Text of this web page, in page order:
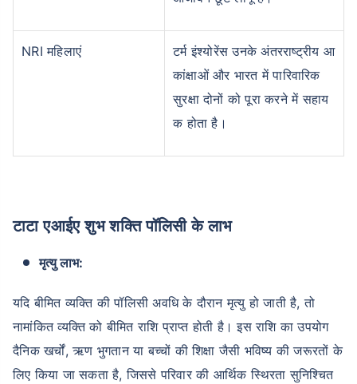
NRI महिलाएं
टर्म इंश्योरेंस उनके अंतरराष्ट्रीय आ
कांक्षाओं और भारत में पारिवारिक
सुरक्षा दोनों को पूरा करने में सहाय
क होता है।
टाटा एआईए शुभ शक्ति पॉलिसी के लाभ
मृत्यु लाभ:
यदि बीमित व्यक्ति की पॉलिसी अवधि के दौरान मृत्यु हो जाती है, तो
नामांकित व्यक्ति को बीमित राशि प्राप्त होती है। इस राशि का उपयोग
दैनिक खर्चों, ऋण भुगतान या बच्चों की शिक्षा जैसी भविष्य की जरूरतों के
लिए किया जा सकता है, जिससे परिवार की आर्थिक स्थिरता सुनिश्चित
₹ 1,376/माह*
आपके परिवार की सुरक्षा बस एक कदम दूर है
सही प्लान चुनें
कीमत है — एक गैर-धूम्रपान करने वाले व्यक्ति के लिए, जिसे कोई पूर्व-मौजूदा बीमारी नहीं है, 46 वर्ष की आयु तक कवर।
*₹1,376 प्रति माह, 1 करोड़ के टर्म लाइफ इंश्योरेंस की शुरुआती कीमत है — एक गैर-धूम्रपान करने वाले व्यक्ति के लिए, जिसे
कोई पूर्व-मौजूदा बीमारी नहीं है, 56 वर्ष की आयु तक कवर।